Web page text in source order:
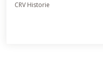
CRV Historie